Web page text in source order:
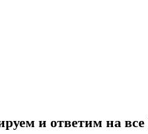
и ответим на